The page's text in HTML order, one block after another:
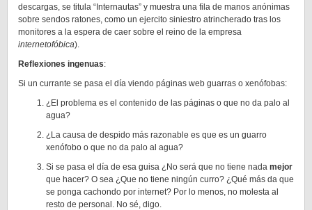
descargas, se titula “Internautas” y muestra una fila de manos anónimas
sobre sendos ratones, como un ejercito siniestro atrincherado tras los
monitores a la espera de caer sobre el reino de la empresa
internetofóbica).
Reflexiones ingenuas:
Si un currante se pasa el día viendo páginas web guarras o xenófobas:
¿El problema es el contenido de las páginas o que no da palo al
agua?
¿La causa de despido más razonable es que es un guarro
xenófobo o que no da palo al agua?
Si se pasa el día de esa guisa ¿No será que no tiene nada mejor
que hacer? O sea ¿Que no tiene ningún curro? ¿Qué más da que
se ponga cachondo por internet? Por lo menos, no molesta al
resto de personal. No sé, digo.